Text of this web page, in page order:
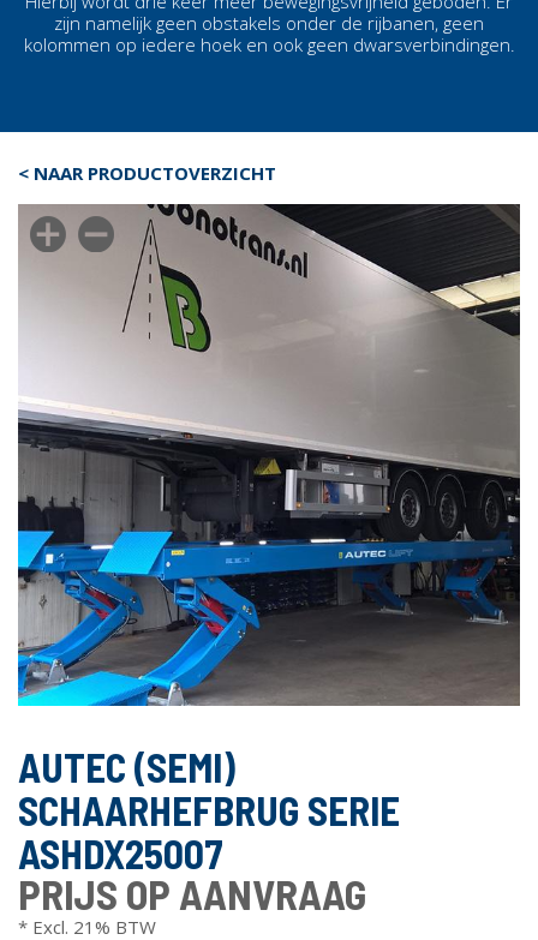
zijn namelijk geen obstakels onder de rijbanen, geen
kolommen op iedere hoek en ook geen dwarsverbindingen.
< NAAR PRODUCTOVERZICHT
AUTEC (SEMI)
SCHAARHEFBRUG SERIE
ASHDX25007
PRIJS OP AANVRAAG
* Excl. 21% BTW